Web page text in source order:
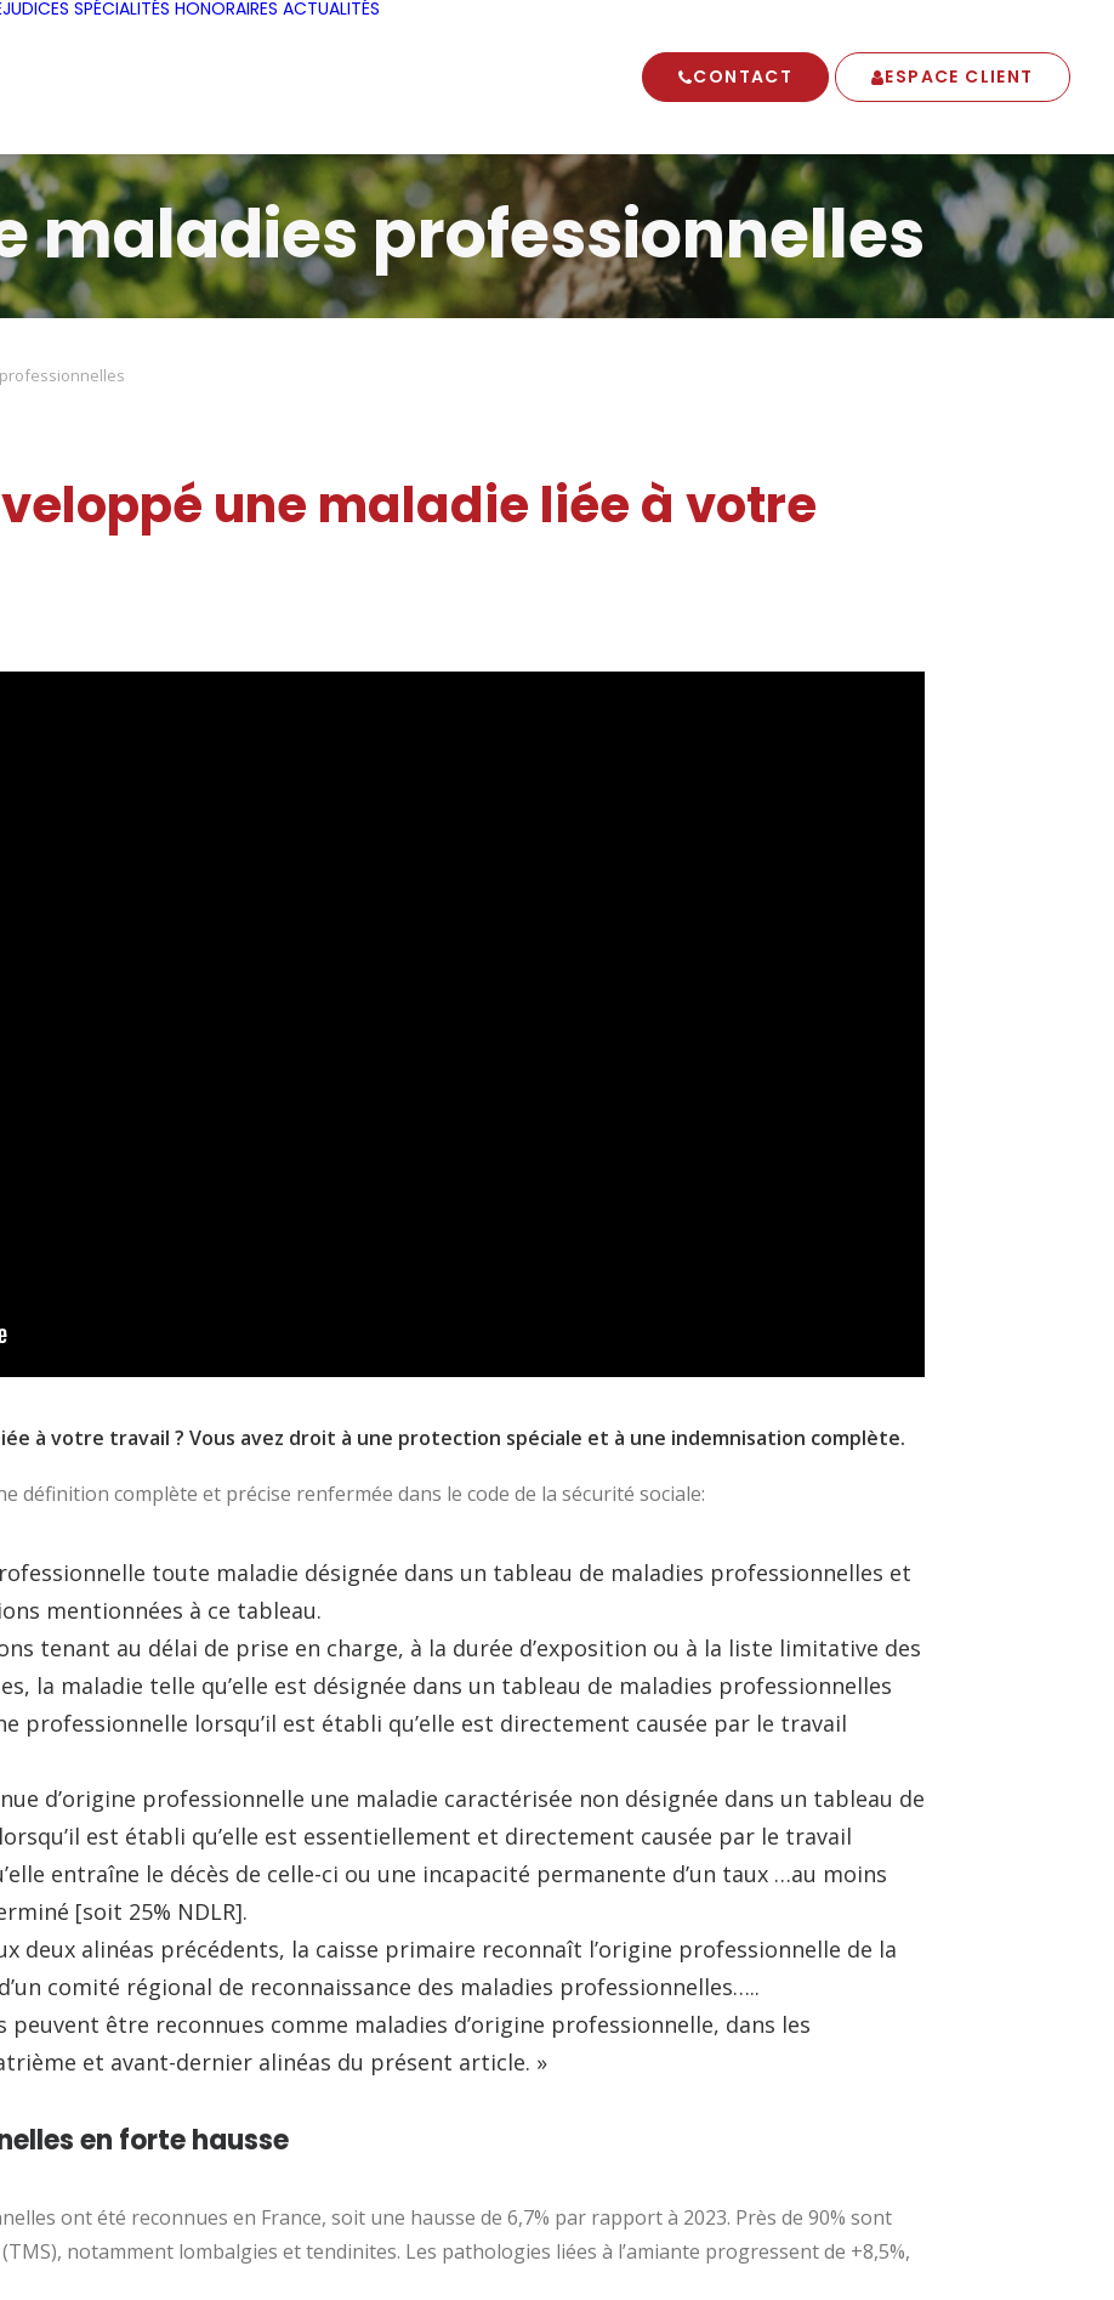
SPÉCIALITÉS HONORAIRES ACTUALITÉS
CONTACT ESPACE CLIENT
maladies professionnelles
une maladie liée à votre
à votre travail ? Vous avez droit à une protection spéciale et à une indemnisation complète.
définition complète et précise renfermée dans le code de la sécurité sociale:
toute maladie désignée dans un tableau de maladies professionnelles et
mentionnées à ce tableau.
tenant au délai de prise en charge, à la durée d’exposition ou à la liste limitative des
la maladie telle qu’elle est désignée dans un tableau de maladies professionnelles
professionnelle lorsqu’il est établi qu’elle est directement causée par le travail
d’origine professionnelle une maladie caractérisée non désignée dans un tableau de
est établi qu’elle est essentiellement et directement causée par le travail
entraîne le décès de celle-ci ou une incapacité permanente d’un taux …au moins
[soit 25% NDLR].
deux alinéas précédents, la caisse primaire reconnaît l’origine professionnelle de la
comité régional de reconnaissance des maladies professionnelles…..
peuvent être reconnues comme maladies d’origine professionnelle, dans les
et avant-dernier alinéas du présent article. »
en forte hausse
ont été reconnues en France, soit une hausse de 6,7% par rapport à 2023. Près de 90% sont
notamment lombalgies et tendinites. Les pathologies liées à l’amiante progressent de +8,5%,